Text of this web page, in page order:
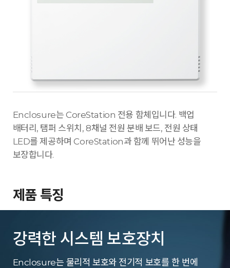
Enclosure는 CoreStation 전용 함체입니다. 백업
배터리, 탬퍼 스위치, 8채널 전원 분배 보드, 전원 상태
LED를 제공하며 CoreStation과 함께 뛰어난 성능을
보장합니다.
제품 특징
강력한 시스템 보호장치
Enclosure는 물리적 보호와 전기적 보호를 한 번에